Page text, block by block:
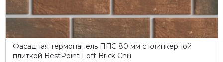
Фасадная термопанель ППC 80 мм с клинкерной
плиткой BestPoint Loft Brick Chili